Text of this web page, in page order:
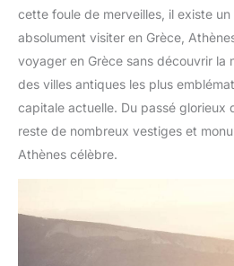
cette foule de merveilles, il existe
absolument visiter en Grèce,
voyager en Grèce sans découvrir la
des villes antiques les plus
capitale actuelle. Du passé glorieux
reste de nombreux vestiges et
Athènes célèbre.